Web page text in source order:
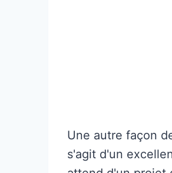
Une autre façon
s'agit d'un